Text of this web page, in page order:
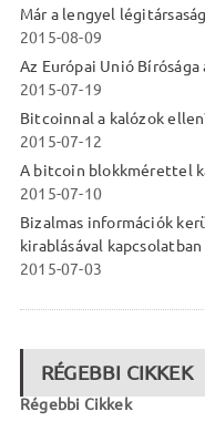
Már a lengyel
2015-08-09
Az Európai Unió
2015-07-19
Bitcoinnal a kalózok
2015-07-12
A bitcoin blokkmérettel
2015-07-10
Bizalmas információk
kirablásával kapcsolatban
2015-07-03
RÉGEBBI CIKKEK
Régebbi Cikkek